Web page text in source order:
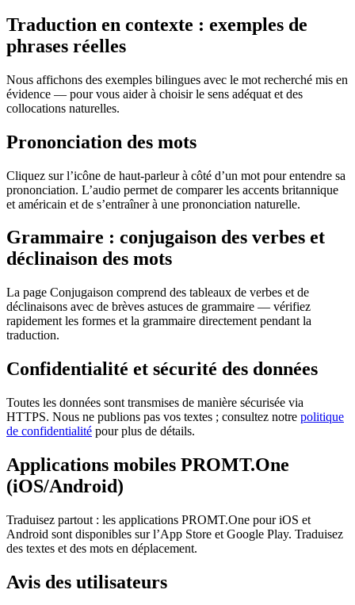
Traduction en contexte : exemples de
phrases réelles
Nous affichons des exemples bilingues avec le mot recherché mis en
évidence — pour vous aider à choisir le sens adéquat et des
collocations naturelles.
Prononciation des mots
Cliquez sur l’icône de haut-parleur à côté d’un mot pour entendre sa
prononciation. L’audio permet de comparer les accents britannique
et américain et de s’entraîner à une prononciation naturelle.
Grammaire : conjugaison des verbes et
déclinaison des mots
La page Conjugaison comprend des tableaux de verbes et de
déclinaisons avec de brèves astuces de grammaire — vérifiez
rapidement les formes et la grammaire directement pendant la
traduction.
Confidentialité et sécurité des données
Toutes les données sont transmises de manière sécurisée via
HTTPS. Nous ne publions pas vos textes ; consultez notre politique
de confidentialité pour plus de détails.
Applications mobiles PROMT.One
(iOS/Android)
Traduisez partout : les applications PROMT.One pour iOS et
Android sont disponibles sur l’App Store et Google Play. Traduisez
des textes et des mots en déplacement.
Avis des utilisateurs